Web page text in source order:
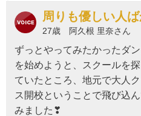
周りも優しい人ば
27歳 阿久根 里奈さん
ずっとやってみたかったダン
を始めようと、スクールを
ていたところ、地元で大人
ス開校ということで飛び込
みました❣